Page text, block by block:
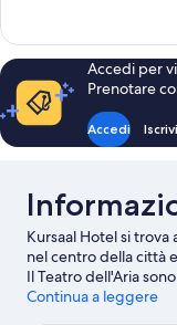
matrimoniale
o
2
letti
singoli
Standard
con
letto
matrimoniale
o
2
Accedi per
Prenotare
Accedi
Kursaal Hotel si
nel centro della città
Il Teatro dell'Aria
della zona. A livello
Continua a leggere